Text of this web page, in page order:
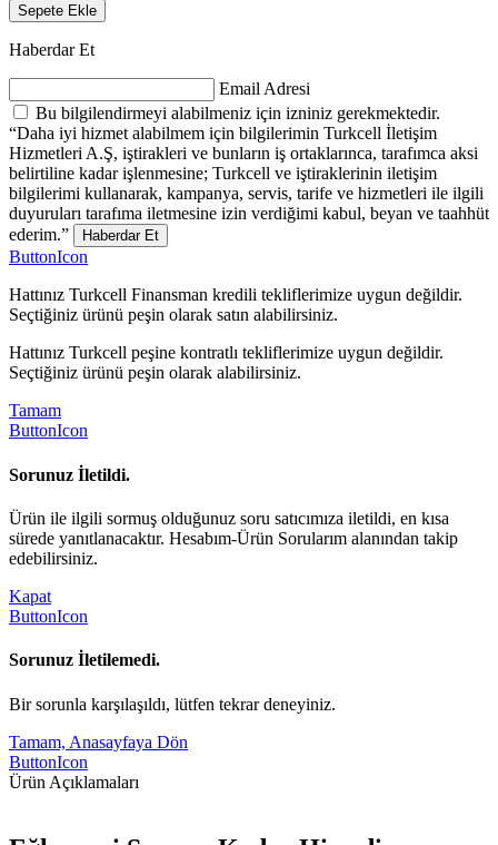
Sepete Ekle
Haberdar Et
Email Adresi
Bu bilgilendirmeyi alabilmeniz için izniniz gerekmektedir.
“Daha iyi hizmet alabilmem için bilgilerimin Turkcell İletişim
Hizmetleri A.Ş, iştirakleri ve bunların iş ortaklarınca, tarafımca aksi
belirtiline kadar işlenmesine; Turkcell ve iştiraklerinin iletişim
bilgilerimi kullanarak, kampanya, servis, tarife ve hizmetleri ile ilgili
duyuruları tarafıma iletmesine izin verdiğimi kabul, beyan ve taahhüt
ederim.”
Haberdar Et
ButtonIcon
Hattınız Turkcell Finansman kredili tekliflerimize uygun değildir.
Seçtiğiniz ürünü peşin olarak satın alabilirsiniz.
Hattınız Turkcell peşine kontratlı tekliflerimize uygun değildir.
Seçtiğiniz ürünü peşin olarak alabilirsiniz.
Tamam
ButtonIcon
Sorunuz İletildi.
Ürün ile ilgili sormuş olduğunuz soru satıcımıza iletildi, en kısa
sürede yanıtlanacaktır. Hesabım-Ürün Sorularım alanından takip
edebilirsiniz.
Kapat
ButtonIcon
Sorunuz İletilemedi.
Bir sorunla karşılaşıldı, lütfen tekrar deneyiniz.
Tamam, Anasayfaya Dön
ButtonIcon
Ürün Açıklamaları